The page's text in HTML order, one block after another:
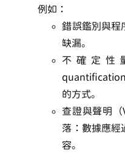
例如：
錯誤鑑別與程
缺漏。
不確定性
的方式。
查證與聲明
落：數據應經
容。